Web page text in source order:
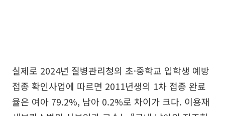
실제로 2024년 질병관리청의 초·중학교 입학생 예방
접종 확인사업에 따르면 2011년생의 1차 접종 완료
율은 여아 79.2%, 남아 0.2%로 차이가 크다. 이용재